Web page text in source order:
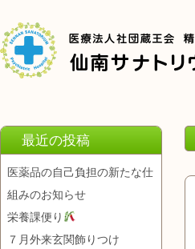
最近の投稿
医薬品の自己負担の新たな仕
組みのお知らせ
栄養課便り
７月外来玄関飾りつけ